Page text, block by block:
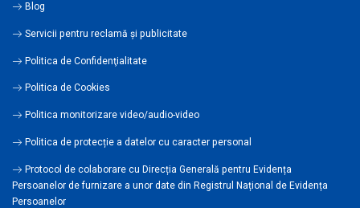
Blog
Servicii pentru reclamă și publicitate
Politica de Confidenţialitate
Politica de Cookies
Politica monitorizare video/audio-video
Politica de protecție a datelor cu caracter personal
Protocol de colaborare cu Direcția Generală pentru Evidența
Persoanelor de furnizare a unor date din Registrul Național de Evidența
Persoanelor